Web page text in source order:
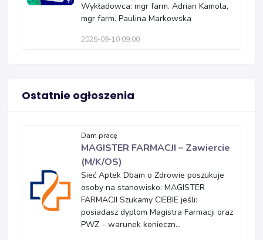
Wykładowca: mgr farm. Adrian Kamola,
mgr farm. Paulina Markowska
2026-09-10 09:00
Ostatnie ogłoszenia
Dam pracę
MAGISTER FARMACJI – Zawiercie
(M/K/OS)
Sieć Aptek Dbam o Zdrowie poszukuje
osoby na stanowisko: MAGISTER
FARMACJI Szukamy CIEBIE jeśli:
posiadasz dyplom Magistra Farmacji oraz
PWZ – warunek konieczn...